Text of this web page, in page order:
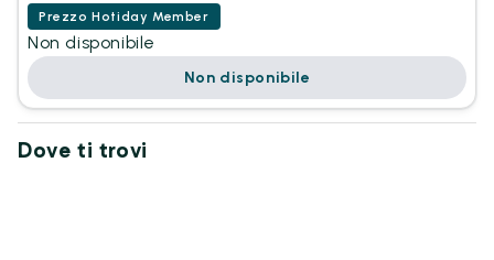
Prezzo Hotiday Member
Non disponibile
Non disponibile
Dove ti trovi